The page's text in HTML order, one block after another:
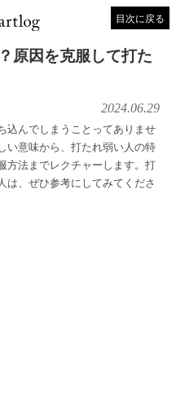
目次に戻る
原因を克服して打た
2024.06.29
込んでしまうことってありませ
い意味から、打たれ弱い人の特
方法までレクチャーします。打
は、ぜひ参考にしてみてくださ